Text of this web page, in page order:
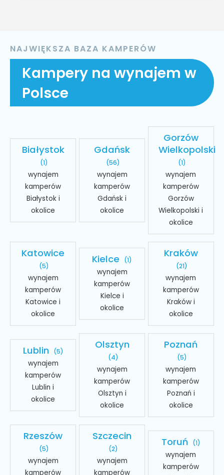
NAJWIĘKSZA BAZA KAMPERÓW
Kampery na wynajem w
Polsce
Białystok
(1)
wynajem
kamperów
Białystok i
okolice
Gdańsk
(56)
wynajem
kamperów
Gdańsk i
okolice
Gorzów
Wielkopolski
(1)
wynajem
kamperów
Gorzów
Wielkopolski i
okolice
Katowice
(5)
wynajem
kamperów
Katowice i
okolice
Kielce (1)
wynajem
kamperów
Kielce i
okolice
Kraków
(21)
wynajem
kamperów
Kraków i
okolice
Lublin (5)
wynajem
kamperów
Lublin i
okolice
Olsztyn
(4)
wynajem
kamperów
Olsztyn i
okolice
Poznań
(5)
wynajem
kamperów
Poznań i
okolice
Rzeszów
(5)
wynajem
kamperów
Szczecin
(2)
wynajem
kamperów
Toruń (1)
wynajem
kamperów